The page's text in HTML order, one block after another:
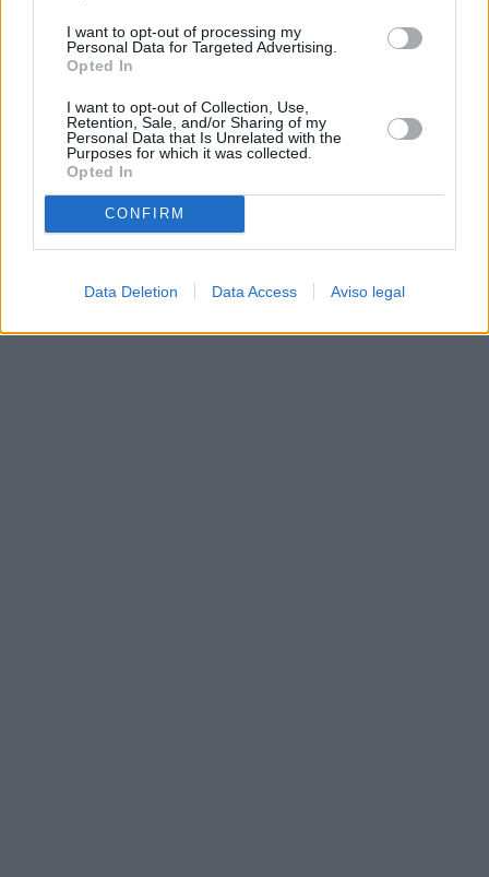
I want to opt-out of processing my
Personal Data for Targeted Advertising.
Opted In
I want to opt-out of Collection, Use,
Retention, Sale, and/or Sharing of my
Personal Data that Is Unrelated with the
Purposes for which it was collected.
Opted In
CONFIRM
Data Deletion Data Access Aviso legal